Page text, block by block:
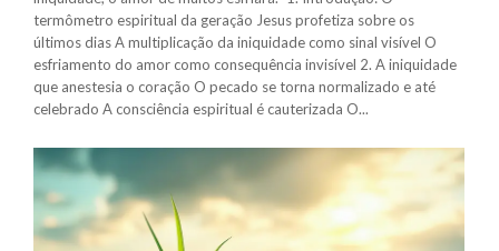
termômetro espiritual da geração Jesus profetiza sobre os
últimos dias A multiplicação da iniquidade como sinal visível O
esfriamento do amor como consequência invisível 2. A iniquidade
que anestesia o coração O pecado se torna normalizado e até
celebrado A consciência espiritual é cauterizada O...